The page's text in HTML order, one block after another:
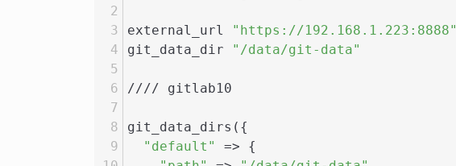
external_url
"https://192.168.1.223:8888"
git_data_dir
"/data/git-data"
//// gitlab10
git_data_dirs({
"default"
=> {